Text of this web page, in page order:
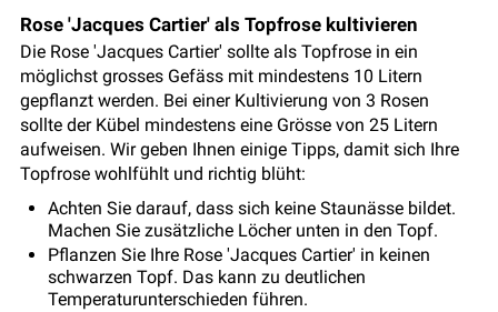
Rose 'Jacques Cartier' als Topfrose kultivieren
Die Rose 'Jacques Cartier' sollte als Topfrose in ein
möglichst grosses Gefäss mit mindestens 10 Litern
gepflanzt werden. Bei einer Kultivierung von 3 Rosen
sollte der Kübel mindestens eine Grösse von 25 Litern
aufweisen. Wir geben Ihnen einige Tipps, damit sich Ihre
Topfrose wohlfühlt und richtig blüht:
Achten Sie darauf, dass sich keine Staunässe bildet.
Machen Sie zusätzliche Löcher unten in den Topf.
Pflanzen Sie Ihre Rose 'Jacques Cartier' in keinen
schwarzen Topf. Das kann zu deutlichen
Temperaturunterschieden führen.